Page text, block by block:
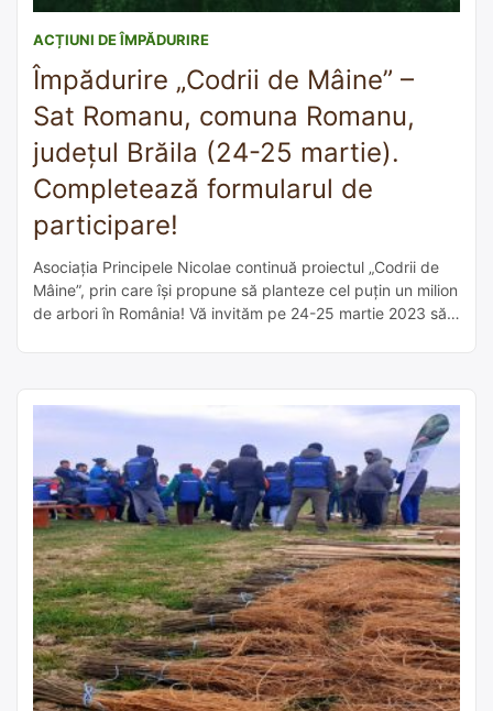
ACȚIUNI DE ÎMPĂDURIRE
Împădurire „Codrii de Mâine” –
Sat Romanu, comuna Romanu,
județul Brăila (24-25 martie).
Completează formularul de
participare!
Asociația Principele Nicolae continuă proiectul „Codrii de
Mâine”, prin care își propune să planteze cel puțin un milion
de arbori în România! Vă invităm pe 24-25 martie 2023 să